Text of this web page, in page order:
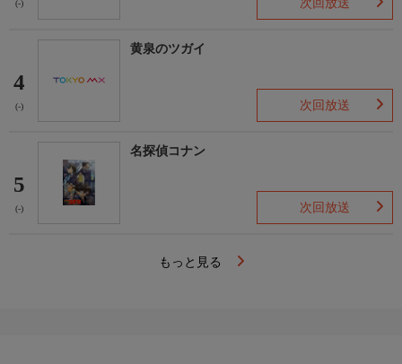
(-) 次回放送
4
(-)
黄泉のツガイ
次回放送
5
(-)
名探偵コナン
次回放送
もっと見る